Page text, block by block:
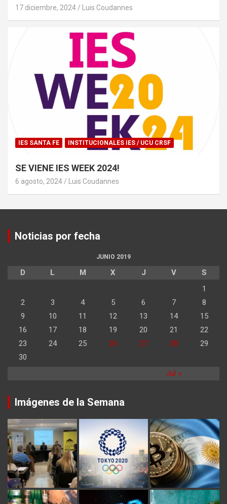
17 diciembre, 2024 Luis Coudannes
IES SANTA FE INSTITUCIONALES IES / UCU CRSF
SE VIENE IES WEEK 2024!
6 agosto, 2024 Luis Coudannes
Noticias por fecha
JUNIO 2019
D L M X J V S
Jul »
1
2
3 4 5 6 7
8
9
10 11 12 13 14
15
16
17 18 19 20 21
22
23
24 25 26 27 28
29
30
Imágenes de la Semana